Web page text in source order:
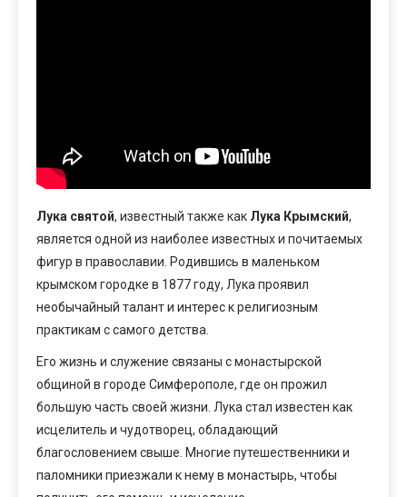
Лука святой, известный также как Лука Крымский,
является одной из наиболее известных и почитаемых
фигур в православии. Родившись в маленьком
крымском городке в 1877 году, Лука проявил
необычайный талант и интерес к религиозным
практикам с самого детства.
Его жизнь и служение связаны с монастырской
общиной в городе Симферополе, где он прожил
большую часть своей жизни. Лука стал известен как
исцелитель и чудотворец, обладающий
благословением свыше. Многие путешественники и
паломники приезжали к нему в монастырь, чтобы